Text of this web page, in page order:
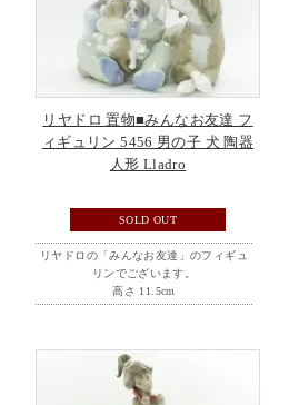
リヤドロ 置物■みんなお友達 フ
ィギュリン 5456 男の子 犬 陶器
人形 Lladro
SOLD OUT
リヤドロの「みんなお友達」のフィギュ
リンでございます。
高さ 11.5cm